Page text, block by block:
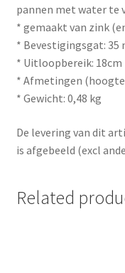
pannen met water te
* gemaakt van zink
* Bevestigingsgat: 35
* Uitloopbereik: 18cm
* Afmetingen
* Gewicht: 0,48 kg
De levering van dit
is afgebeeld (excl
Related